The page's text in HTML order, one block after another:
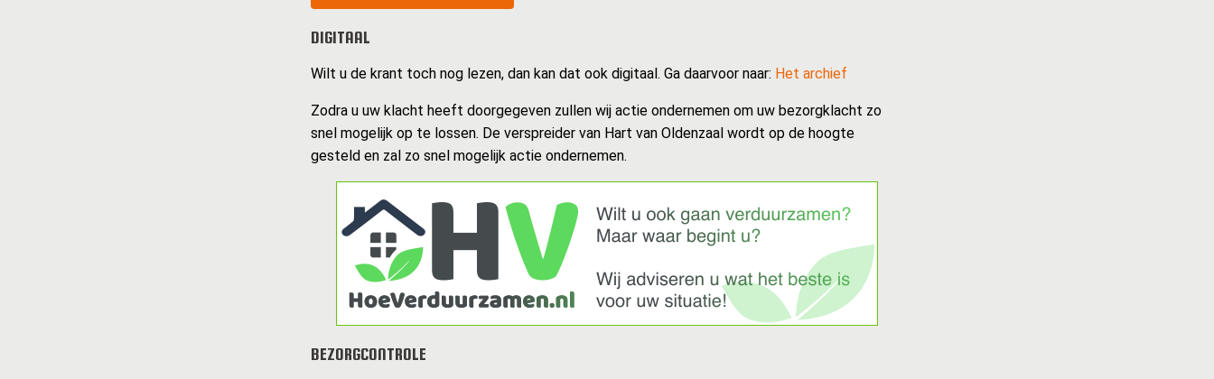
DIGITAAL
Wilt u de krant toch nog lezen, dan kan dat ook digitaal. Ga daarvoor naar: Het archief
Zodra u uw klacht heeft doorgegeven zullen wij actie ondernemen om uw bezorgklacht zo
snel mogelijk op te lossen. De verspreider van Hart van Oldenzaal wordt op de hoogte
gesteld en zal zo snel mogelijk actie ondernemen.
BEZORGCONTROLE